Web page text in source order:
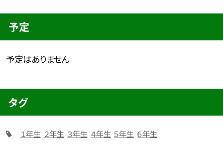
予定
予定はありません
タグ
１年生 ２年生 ３年生 ４年生 ５年生 ６年生